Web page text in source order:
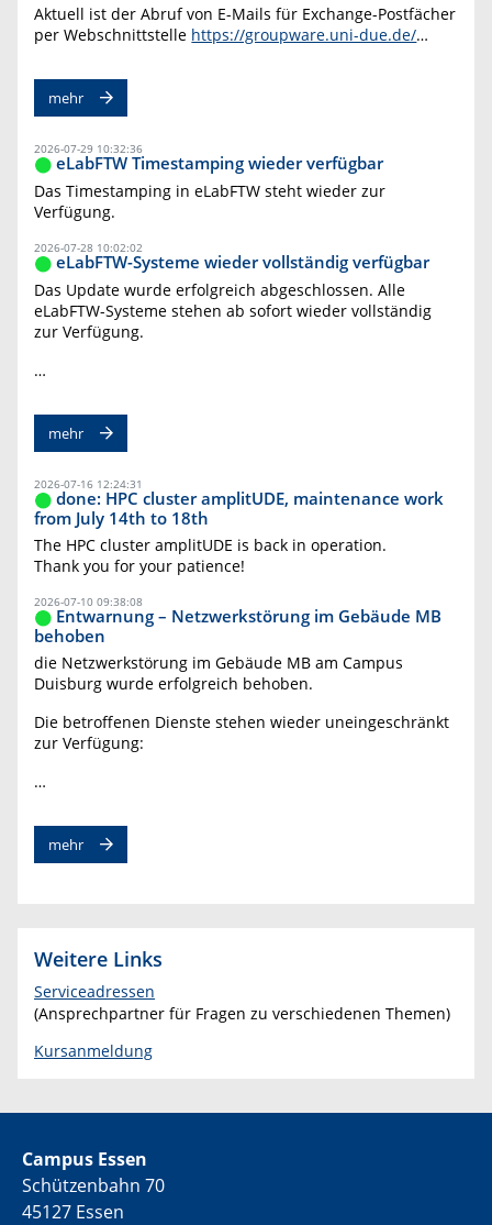
Aktuell ist der Abruf von E-Mails für Exchange-Postfächer
per Webschnittstelle https://groupware.uni-due.de/…
mehr
2026-07-29 10:32:36
eLabFTW Timestamping wieder verfügbar
Das Timestamping in eLabFTW steht wieder zur
Verfügung.
2026-07-28 10:02:02
eLabFTW-Systeme wieder vollständig verfügbar
Das Update wurde erfolgreich abgeschlossen. Alle
eLabFTW-Systeme stehen ab sofort wieder vollständig
zur Verfügung.
…
mehr
2026-07-16 12:24:31
done: HPC cluster amplitUDE, maintenance work
from July 14th to 18th
The HPC cluster amplitUDE is back in operation.
Thank you for your patience!
2026-07-10 09:38:08
Entwarnung – Netzwerkstörung im Gebäude MB
behoben
die Netzwerkstörung im Gebäude MB am Campus
Duisburg wurde erfolgreich behoben.
Die betroffenen Dienste stehen wieder uneingeschränkt
zur Verfügung:
…
mehr
Weitere Links
Serviceadressen
(Ansprechpartner für Fragen zu verschiedenen Themen)
Kursanmeldung
Campus Essen
Schützenbahn 70
45127 Essen